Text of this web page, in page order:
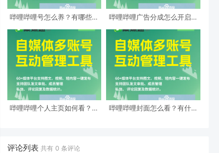
哔哩哔哩号怎么养？有哪些策
哔哩哔哩广告分成怎么开启？
哔哩哔哩个人主页如何看？个
哔哩哔哩封面怎么看？有什么
评论列表 共有 0 条评论